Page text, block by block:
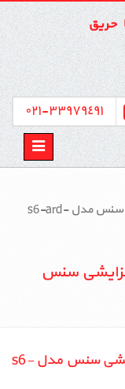
حریق
٣٣٩٧٩٤٩١-٠٢١
Toggle
خرید و قیمت دتکتور حرارتی دما افزایشی سنس مدل s6-ard-
سنس
معرفی محصول دتکتور حرارتی دما افزایشی سنس مدل s6-